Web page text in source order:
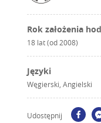
Rok założenia
18 lat (od 2008)
Języki
Węgierski, Angielski
Udostępnij